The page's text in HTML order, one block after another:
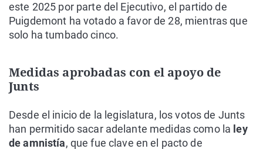
este 2025 por parte del Ejecutivo, el partido de
Puigdemont ha votado a favor de 28, mientras que
solo ha tumbado cinco.
Medidas aprobadas con el apoyo de
Junts
Desde el inicio de la legislatura, los votos de Junts
han permitido sacar adelante medidas como la ley
de amnistía, que fue clave en el pacto de